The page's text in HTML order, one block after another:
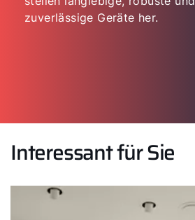
zuverlässige Geräte her.
Interessant für Sie